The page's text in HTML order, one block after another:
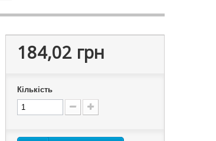
184,02 грн
Кількість